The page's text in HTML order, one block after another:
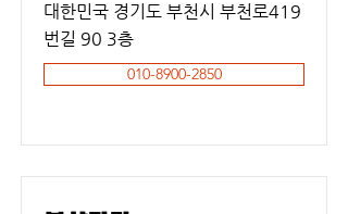
대한민국 경기도 부천시 부천로419
번길 90 3층
010-8900-2850